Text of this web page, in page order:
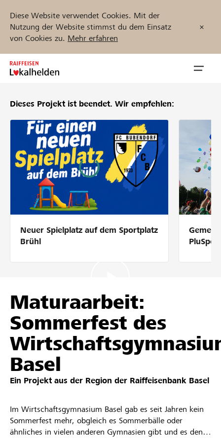
Diese Website verwendet Cookies. Mit der
Nutzung der Website stimmst du dem Einsatz
von Cookies zu. Mehr erfahren
Zum
Inhalt
Unterstützen
Hilfe & Support
Partner / Raiffeisenbank
Anmelden
Registrieren
Projekte und Organisationen finden
DE FR IT
Dieses Projekt ist beendet. Wir empfehlen:
Neuer Spielplatz auf dem Sportplatz
Brühl
Maturaarbeit:
Sommerfest des
Basel
Ein Projekt aus der Region der Raiffeisenbank Basel
Im Wirtschaftsgymnasium Basel gab es seit Jahren kein
Sommerfest mehr, obgleich es Sommerbälle oder
ähnliches in vielen anderen Gymnasien gibt und es den